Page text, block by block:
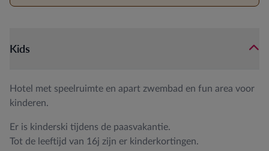
Kids
Hotel met speelruimte en apart zwembad en fun area voor
kinderen.
Er is kinderski tijdens de paasvakantie.
Tot de leeftijd van 16j zijn er kinderkortingen.